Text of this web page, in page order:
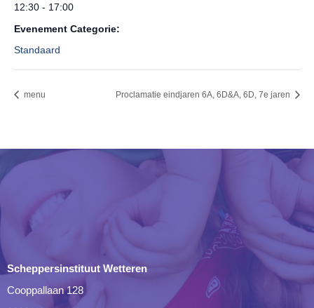
12:30 - 17:00
Evenement Categorie:
Standaard
menu Proclamatie eindjaren 6A, 6D&A, 6D, 7e jaren
Scheppersinstituut Wetteren
Cooppallaan 128